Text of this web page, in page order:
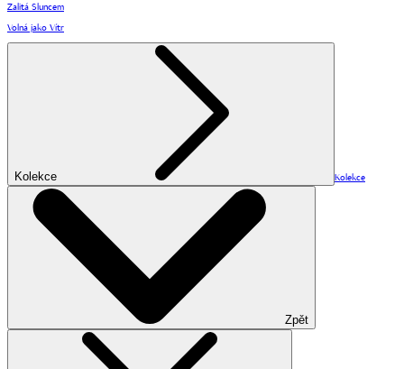
Zalitá Sluncem
Volná jako Vítr
Kolekce Kolekce
Zpět